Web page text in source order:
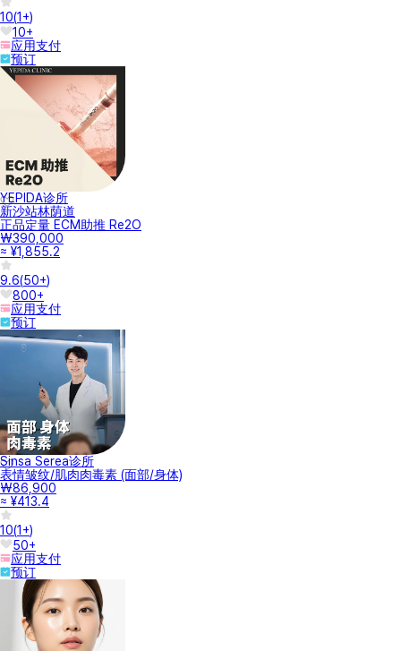
10(1+)
10+
应用支付
预订
YEPIDA诊所
新沙站林荫道
正品定量 ECM助推 Re2O
₩390,000
≈ ¥1,855.2
9.6(50+)
800+
应用支付
预订
Sinsa Serea诊所
表情皱纹/肌肉肉毒素 (面部/身体)
₩86,900
≈ ¥413.4
10(1+)
50+
应用支付
预订